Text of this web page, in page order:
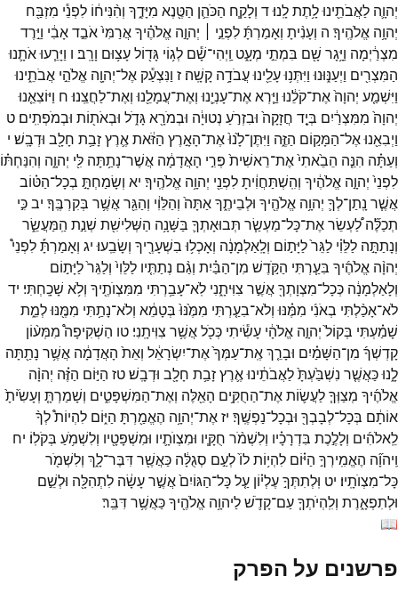
יְהוָ֛ה לַאֲבֹתֵ֖ינוּלָ֥תֶתלָֽנוּ׃ד וְלָקַ֧ח הַכֹּהֵ֛ן הַטֶּ֖נֶא מִיָּדֶ֑ךָ וְהִ֨נִּיח֔וֹ לִפְנֵ֕י מִזְבַּ֖ח
יְהוָ֥ה אֱלֹהֶֽיךָ׃ ה וְעָנִ֨יתָ וְאָמַרְתָּ֜לִפְנֵ֣י ׀ יְהוָ֣ה אֱלֹהֶ֗יךָאֲרַמִּי֙אֹבֵ֣דאָבִ֔י וַיֵּ֣רֶד
מִצְרַ֔יְמָה וַיָּ֥גָר שָׁ֖ם בִּמְתֵ֣י מְעָ֑ט וַֽיְהִי־שָׁ֕ם לְג֥וֹי גָּד֖וֹלעָצ֥וּם וָרָֽב׃ ו וַיָּרֵ֧עוּאֹתָ֛נוּ
הַמִּצְרִ֖ים וַיְעַנּ֑וּנוּ וַיִּתְּנ֥וּעָלֵ֖ינוּעֲבֹדָ֥ה קָשָֽׁה׃ ז וַנִּצְעַ֕ק אֶל־יְהוָ֖ה אֱלֹהֵ֣י אֲבֹתֵ֑ינוּ
וַיִּשְׁמַ֤ע יְהוָה֙אֶת־קֹלֵ֔נוּ וַיַּ֧רְאאֶת־עָנְיֵ֛נוּ וְאֶת־עֲמָלֵ֖נוּ וְאֶת־לַחֲצֵֽנוּ׃ ח וַיּוֹצִאֵ֤נוּ
יְהוָה֙ מִמִּצְרַ֔יִם בְּיָ֤ד חֲזָקָה֙ וּבִזְרֹ֣עַ נְטוּיָ֔ה וּבְמֹרָ֖אגָּדֹ֑ל וּבְאֹת֖וֹת וּבְמֹפְתִֽים׃ ט
וַיְבִאֵ֖נוּאֶל־הַמָּק֣וֹם הַזֶּ֑ה וַיִּתֶּן־לָ֙נוּ֙אֶת־הָאָ֣רֶץ הַזֹּ֔אתאֶ֛רֶץזָבַ֥ת חָלָ֖ב וּדְבָֽשׁ׃ י
וְעַתָּ֗ה הִנֵּ֤ה הֵבֵ֙אתִי֙אֶת־רֵאשִׁית֙ פְּרִ֣י הָאֲדָמָ֔ה אֲשֶׁר־נָתַ֥תָּה לִּ֖י יְהוָ֑ה וְהִנַּחְתּ֗וֹ
לִפְנֵי֙ יְהוָ֣ה אֱלֹהֶ֔יךָ וְהִֽשְׁתַּחֲוִ֔יתָלִפְנֵ֖י יְהוָ֥ה אֱלֹהֶֽיךָ׃ יא וְשָׂמַחְתָּ֣ בְכָל־הַטּ֗וֹב
אֲשֶׁ֧ר נָֽתַן־לְךָ֛ יְהוָ֥ה אֱלֹהֶ֖יךָ וּלְבֵיתֶ֑ךָאַתָּה֙ וְהַלֵּוִ֔י וְהַגֵּ֖ראֲשֶׁ֥ר בְּקִרְבֶּֽךָ׃ יבכִּ֣י
תְכַלֶּ֞ה לַ֠עְשֵׂראֶת־כָּל־מַעְשַׂ֧ר תְּבוּאָתְךָ֛ בַּשָּׁנָ֥ה הַשְּׁלִישִׁ֖ת שְׁנַ֣ת הַֽמַּעֲשֵׂ֑ר
וְנָתַתָּ֣ה לַלֵּוִ֗י לַגֵּר֙לַיָּת֣וֹם וְלָֽאַלְמָנָ֔ה וְאָכְל֥וּ בִשְׁעָרֶ֖יךָ וְשָׂבֵֽעוּ׃ יג וְאָמַרְתָּ֡לִפְנֵי֩
יְהוָ֨ה אֱלֹהֶ֜יךָ בִּעַ֧רְתִּי הַקֹּ֣דֶשׁ מִן־הַבַּ֗יִת וְגַ֨ם נְתַתִּ֤יו לַלֵּוִי֙ וְלַגֵּר֙לַיָּת֣וֹם
וְלָאַלְמָנָ֔ה כְּכָל־מִצְוָתְךָ֖אֲשֶׁ֣ר צִוִּיתָ֑נִי לֹֽא־עָבַ֥רְתִּי מִמִּצְוֺתֶ֖יךָ וְלֹ֥א שָׁכָֽחְתִּי׃ יד
לֹא־אָכַ֨לְתִּי בְאֹנִ֜י מִמֶּ֗נּוּ וְלֹא־בִעַ֤רְתִּי מִמֶּ֙נּוּ֙ בְּטָמֵ֔א וְלֹא־נָתַ֥תִּי מִמֶּ֖נּוּלְמֵ֑ת
שָׁמַ֗עְתִּי בְּקוֹל֙ יְהוָ֣ה אֱלֹהָ֔י עָשִׂ֕יתִי כְּכֹ֖לאֲשֶׁ֥ר צִוִּיתָֽנִי׃ טו הַשְׁקִיפָה֩ מִמְּע֨וֹן
קָדְשְׁךָ֜ מִן־הַשָּׁמַ֗יִם וּבָרֵ֤ךְאֶֽת־עַמְּךָ֙אֶת־יִשְׂרָאֵ֔ל וְאֵת֙ הָאֲדָמָ֔ה אֲשֶׁ֥ר נָתַ֖תָּה
לָ֑נוּכַּאֲשֶׁ֤ר נִשְׁבַּ֙עְתָּ֙לַאֲבֹתֵ֔ינוּאֶ֛רֶץזָבַ֥ת חָלָ֖ב וּדְבָֽשׁ׃טז הַיּ֣וֹם הַזֶּ֗ה יְהוָ֨ה
אֱלֹהֶ֜יךָ מְצַוְּךָ֧לַעֲשׂ֛וֹתאֶת־הַחֻקִּ֥ים הָאֵ֖לֶּה וְאֶת־הַמִּשְׁפָּטִ֑ים וְשָׁמַרְתָּ֤ וְעָשִׂ֙יתָ֙
אוֹתָ֔ם בְּכָל־לְבָבְךָ֖ וּבְכָל־נַפְשֶֽׁךָ׃ יזאֶת־יְהוָ֥ה הֶאֱמַ֖רְתָּ הַיּ֑וֹם לִהְיוֹת֩לְךָ֨
לֵֽאלֹהִ֜ים וְלָלֶ֣כֶת בִּדְרָכָ֗יו וְלִשְׁמֹ֨ר חֻקָּ֧יו וּמִצְוֺתָ֛יו וּמִשְׁפָּטָ֖יו וְלִשְׁמֹ֥עַ בְּקֹלֽוֹ׃ יח
וַֽיהוָ֞ה הֶאֱמִֽירְךָ֣ הַיּ֗וֹם לִהְי֥וֹתלוֹ֙לְעַ֣ם סְגֻלָּ֔ה כַּאֲשֶׁ֖רדִּבֶּר־לָ֑ךְ וְלִשְׁמֹ֖ר
כָּל־מִצְוֺתָֽיו׃ יט וּֽלְתִתְּךָ֣עֶלְי֗וֹן עַ֤לכָּל־הַגּוֹיִם֙אֲשֶׁ֣רעָשָׂ֔ה לִתְהִלָּ֖ה וּלְשֵׁ֣ם
וּלְתִפְאָ֑רֶת וְלִֽהְיֹתְךָ֧עַם־קָדֹ֛שׁלַיהוָ֥ה אֱלֹהֶ֖יךָכַּאֲשֶׁ֥רדִּבֵּֽר׃
📖
פרשנים על הפרק